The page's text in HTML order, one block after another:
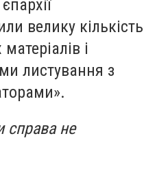
велику кількість
і
листування з
справа не